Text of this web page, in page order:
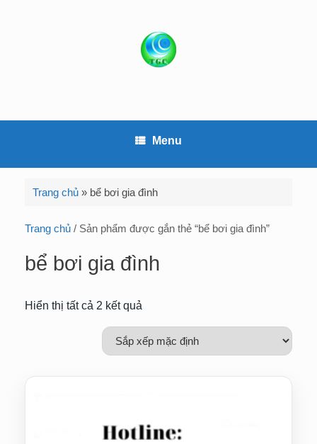
Menu
Trang chủ » bể bơi gia đình
Trang chủ / Sản phẩm được gắn thẻ “bể bơi gia đình”
bể bơi gia đình
Hiển thị tất cả 2 kết quả